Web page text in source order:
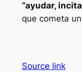
“ayudar,
que cometa
Source link